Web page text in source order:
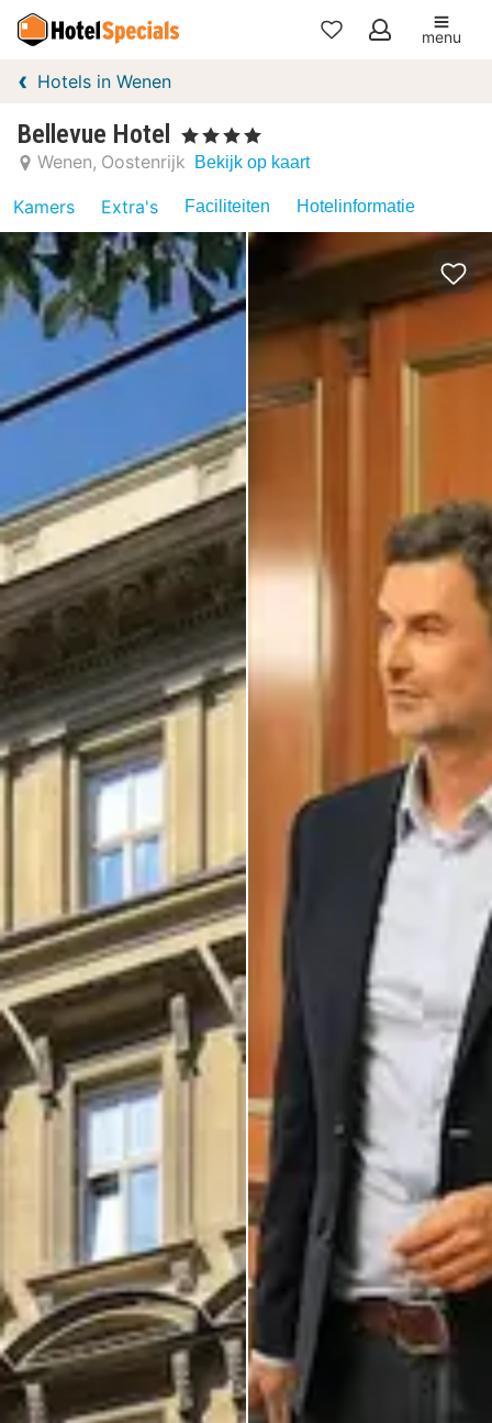
Mijn
menu
Hotels in Wenen
Bellevue Hotel , 4 Sterren
Wenen Oostenrijk Bekijk op kaart
Kamers Extra's Faciliteiten Hotelinformatie